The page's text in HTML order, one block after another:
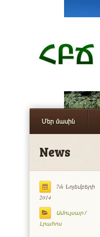
Մեր մասին
News
7th Նոյեմբերի
2014
Ամուլսար/
Լրահոս